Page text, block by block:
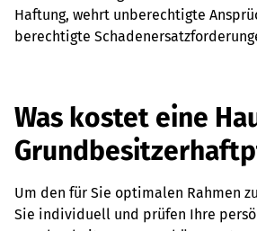
Haftung, wehrt unberechtigte
berechtigte
Was kostet eine
Um den für Sie optimalen Rahmen
Sie individuell und prüfen Ihre